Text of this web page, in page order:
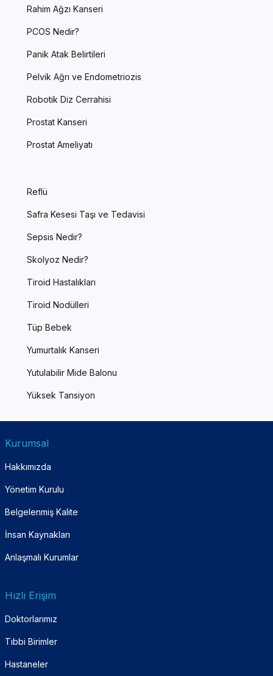
Rahim Ağzı Kanseri
PCOS Nedir?
Panik Atak Belirtileri
Pelvik Ağrı ve Endometriozis
Robotik Diz Cerrahisi
Prostat Kanseri
Prostat Ameliyatı
Reflü
Safra Kesesi Taşı ve Tedavisi
Sepsis Nedir?
Skolyoz Nedir?
Tiroid Hastalıkları
Tiroid Nodülleri
Tüp Bebek
Yumurtalık Kanseri
Yutulabilir Mide Balonu
Yüksek Tansiyon
Kurumsal
Hakkımızda
Yönetim Kurulu
Belgelenmiş Kalite
İnsan Kaynakları
Anlaşmalı Kurumlar
Hızlı Erişim
Doktorlarımız
Tıbbi Birimler
Hastaneler